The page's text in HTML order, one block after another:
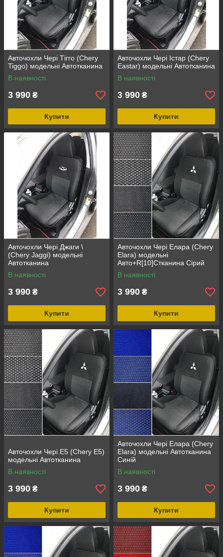
Авточохли Чері Тігго (Chery
Tiggo) модельні Автотканина
В наявності
3 990 ₴
Купити
Авточохли Чері Істар (Chery
Eastar) модельні Автотканина
В наявності
3 990 ₴
Купити
Авточохли Чері Джаги \
(Chery Jaggi) модельні
Автотканина
В наявності
3 990 ₴
Купити
Авточохли Чері Елара (Chery
Elara) модельні
Авто+R[10]Cтканина Сірий
В наявності
3 990 ₴
Купити
Авточохли Чері Е5 (Chery E5)
модельні Автотканина
В наявності
3 990 ₴
Купити
Авточохли Чері Елара (Chery
Elara) модельні Автотканина
Синій
В наявності
3 990 ₴
Купити